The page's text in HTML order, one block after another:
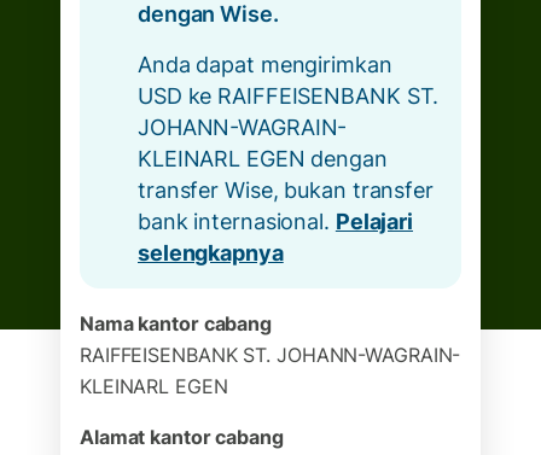
dengan Wise.
Anda dapat mengirimkan
USD ke RAIFFEISENBANK ST.
JOHANN-WAGRAIN-
KLEINARL EGEN dengan
transfer Wise, bukan transfer
bank internasional. Pelajari
selengkapnya
Nama kantor cabang
RAIFFEISENBANK ST. JOHANN-WAGRAIN-
KLEINARL EGEN
Alamat kantor cabang